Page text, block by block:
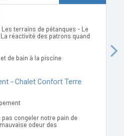
terrains de pétanques - Le
réactivité des patrons quand
de bain à la piscine
- Chalet Confort Terre
congeler notre pain de
odeur des
Next